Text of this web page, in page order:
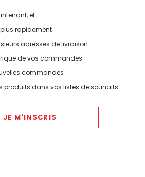
et :
rapidement
adresses de livraison
de vos commandes
commandes
produits dans vos listes de souhaits
JE M'INSCRIS